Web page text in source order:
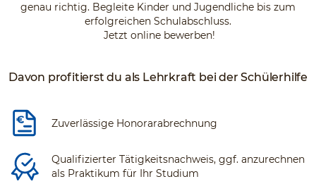
genau richtig. Begleite Kinder und Jugendliche bis zum
erfolgreichen Schulabschluss.
Jetzt online bewerben!
Davon profitierst du als Lehrkraft bei der Schülerhilfe
Zuverlässige Honorarabrechnung
Qualifizierter Tätigkeitsnachweis, ggf. anzurechnen
als Praktikum für Ihr Studium